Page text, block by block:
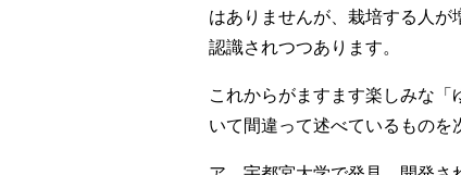
はありませんが、栽培する人
認識されつつあります。
これからがますます楽しみな
いて間違って述べているものを